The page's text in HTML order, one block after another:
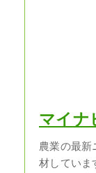
マイナ
農業の最新
材していま